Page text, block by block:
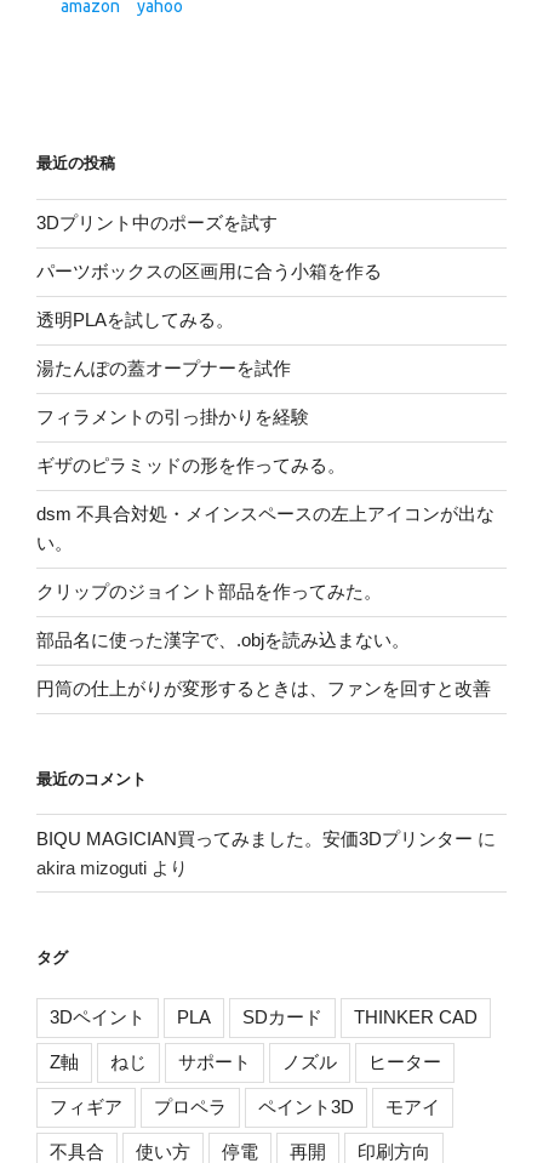
最近の投稿
3Dプリント中のポーズを試す
パーツボックスの区画用に合う小箱を作る
透明PLAを試してみる。
湯たんぽの蓋オープナーを試作
フィラメントの引っ掛かりを経験
ギザのピラミッドの形を作ってみる。
dsm 不具合対処・メインスペースの左上アイコンが出な
い。
クリップのジョイント部品を作ってみた。
部品名に使った漢字で、.objを読み込まない。
円筒の仕上がりが変形するときは、ファンを回すと改善
最近のコメント
BIQU MAGICIAN買ってみました。安価3Dプリンター に
akira mizoguti より
タグ
3Dペイント PLA SDカード THINKER CAD
Z軸 ねじ サポート ノズル ヒーター
フィギア プロペラ ペイント3D モアイ
不具合 使い方 停電 再開 印刷方向